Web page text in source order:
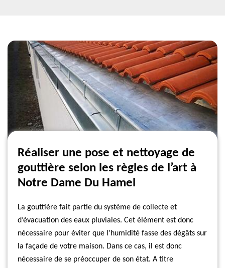
Réaliser une pose et nettoyage de
gouttière selon les règles de l’art à
Notre Dame Du Hamel
La gouttière fait partie du système de collecte et
d’évacuation des eaux pluviales. Cet élément est donc
nécessaire pour éviter que l’humidité fasse des dégâts sur
la façade de votre maison. Dans ce cas, il est donc
nécessaire de se préoccuper de son état. A titre